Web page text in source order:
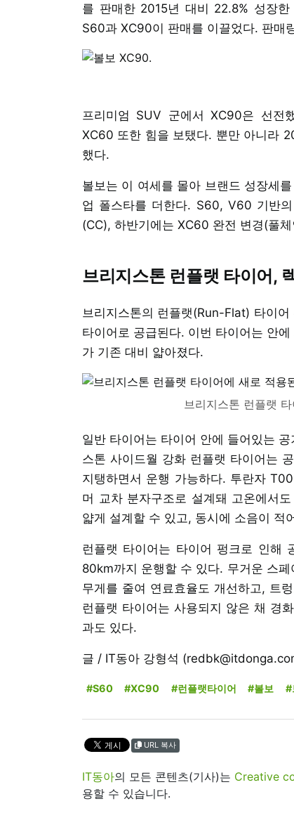
를 판매한 2015년 대비 22.8% 성장
S60과 XC90이 판매를 이끌었다. 판매
프리미엄 SUV 군에서 XC90은 선전
XC60 또한 힘을 보탰다. 뿐만 아니라
했다.
볼보는 이 여세를 몰아 브랜드 성장세
업 폴스타를 더한다. S60, V60 기반
(CC), 하반기에는 XC60 완전 변경(풀
브리지스톤 런플랫 타이어,
브리지스톤의 런플랫(Run-Flat) 타이
타이어로 공급된다. 이번 타이어는 안
가 기존 대비 얇아졌다.
브리지스톤 런플랫
일반 타이어는 타이어 안에 들어있는
스톤 사이드월 강화 런플랫 타이어는
지탱하면서 운행 가능하다. 투란자
머 교차 분자구조로 설계돼 고온에서
얇게 설계할 수 있고, 동시에 소음이 적
런플랫 타이어는 타이어 펑크로 인해
80km까지 운행할 수 있다. 무거운 스
무게를 줄여 연료효율도 개선하고, 트
런플랫 타이어는 사용되지 않은 채 경
과도 있다.
글 / IT동아 강형석
#S60 #XC90 #런플랫타이어 #볼보 #
URL 복사
IT동아의 모든 콘텐츠(기사)는 Creative
용할 수 있습니다.